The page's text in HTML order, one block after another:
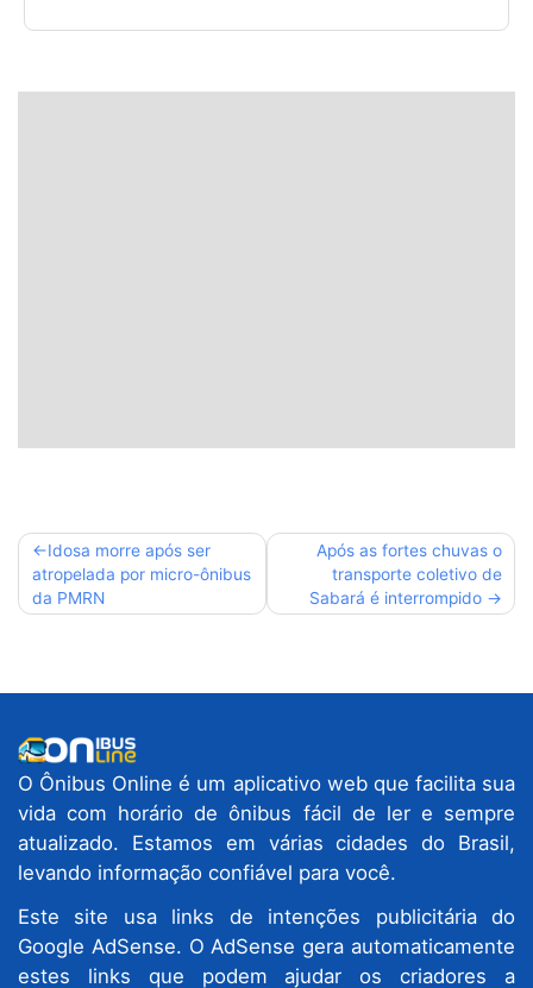
Navegação
de
Post
Idosa morre após ser
atropelada por micro-ônibus
da PMRN
Após as fortes chuvas o
transporte coletivo de
Sabará é interrompido
O Ônibus Online é um aplicativo web que facilita sua
vida com horário de ônibus fácil de ler e sempre
atualizado. Estamos em várias cidades do Brasil,
levando informação confiável para você.
Este site usa links de intenções publicitária do
Google AdSense. O AdSense gera automaticamente
estes links que podem ajudar os criadores a